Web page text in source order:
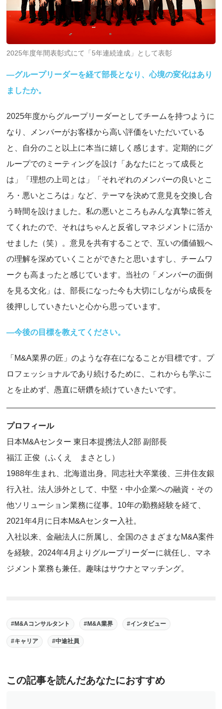
2025年度年間表彰式にて「5年連続達成」として表彰
―グループリーダーを経て部長となり、心境の変化はあり
ましたか。
2025年度からグループリーダーとしてチームを持つように
なり、メンバーがお客様から高い評価をいただいている
と、自分のこと以上に本当に嬉しく感じます。定期的にグ
ループでのミーティングを設け「あなたにとって成長と
は」「理想の上司とは」「それぞれのメンバーの良いとこ
ろ・悪いところは」など、テーマを決めて意見を交換し合
う時間を設けました。私の悪いところもみんな真摯に答え
てくれたので、それはちゃんと反省しマネジメントに活か
せました（笑）。意見を共有することで、互いの価値観へ
の理解を深めていくことができたと思いますし、チームワ
ークも高まったと感じています。当社の「メンバーの面倒
を見る文化」は、部長になった今も大切にしながら成長を
後押ししていきたいと心から思っています。
―今後の目標を教えてください。
「M&A業界の匠」のような存在になることが目標です。プ
ロフェッショナルであり続けるために、これからも学ぶこ
とを止めず、愚直に研鑽を続けていきたいです。
プロフィール
日本M&Aセンター 東日本提携法人2部 副部長
福江 正俊（ふくえ まさとし）
1988年生まれ、北海道出身。同志社大卒業後、三井住友銀
行入社。法人渉外として、中堅・中小企業への融資・その
他ソリューション業務に従事。10年の勤務経験を経て、
2021年4月に日本M&Aセンター入社。
入社以来、金融法人に所属し、全国のさまざまなM&A案件
を経験。2024年4月よりグループリーダーに就任し、マネ
ジメント業務も兼任。趣味はサウナとマッチング。
M&Aコンサルタント M&A業界 インタビュー
キャリア 中途社員
この記事を読んだあなたにおすすめ